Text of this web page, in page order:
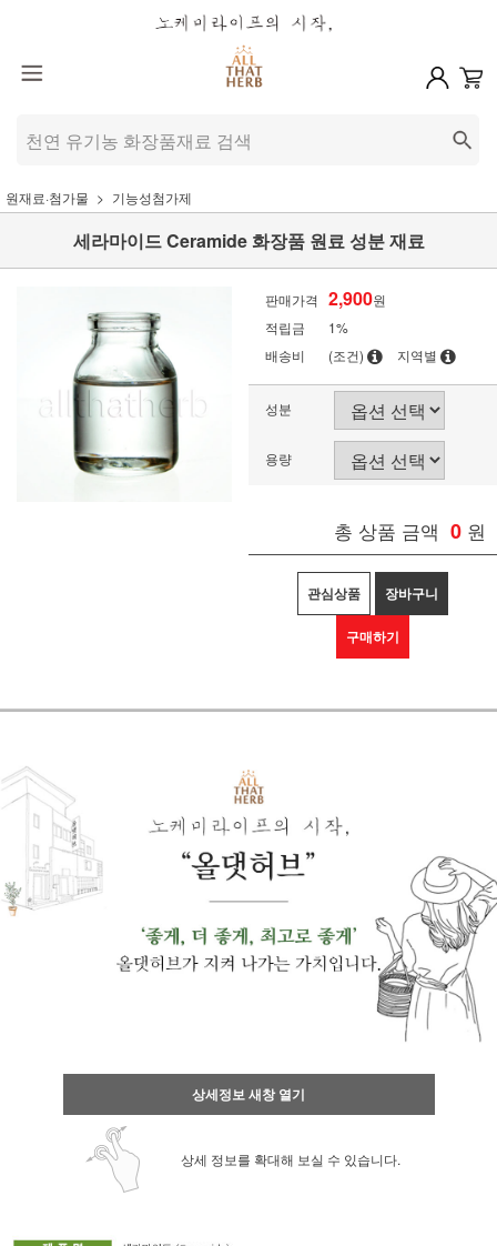
원재료·첨가물 기능성첨가제
세라마이드 Ceramide 화장품 원료 성분 재료
판매가격 2,900원
적립금
1%
배송비
(조건) 지역별
성분
용량
총 상품 금액 0 원
관심상품 장바구니
구매하기
상세정보 새창 열기
상세 정보를 확대해 보실 수 있습니다.